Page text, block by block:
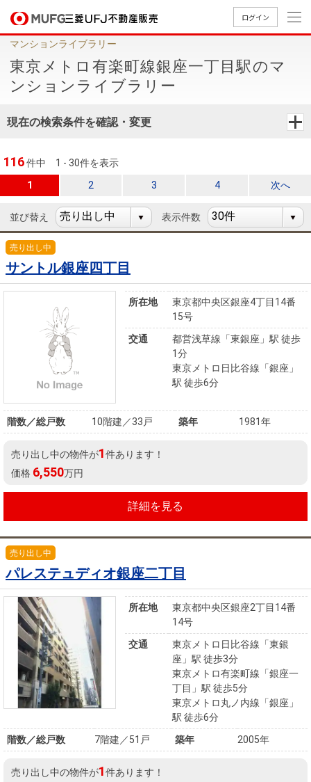
ログイン
買いたいTOP
中古
ショ
ンを
新
一戸
建て
す
物
件
を
す
用物
探す
購入向け
サービス
住宅ロー
レーショ
ン
住まい1プ
ラム）
住まいと
暮らしの
税金の本
（電子ブ
ック）
ド
売りたいTOP
無
査
定
売
談
AI
試算
売却向け
サービス
周辺相場
ラム）
住まいと
暮らしの
税金の本
（電子ブ
ック）
ド
店舗案内TOP
店舗のご
案内（首
都圏）
店舗のご
古屋）
店舗のご
会社情報TOP
ごあいさ
つ
会社概
MUFG
経営ビジ
ョン
組織図
覧
沿革
本社地
図
ニュース
リリース
会社案内
（電子ブ
ック版）
採用情報TOP
新卒採用
情報
キャリア
買いたい
売りたい
会社情報
採用情報
法人のお客さま
提携企業にお勤めの方
会員ページ
マンションライブラリー
東京メトロ有楽町線銀座一丁目駅のマ
ンションライブラリー
現在の検索条件を確認・変更
116件中
1 - 30件を表示
1
2 3 4 次へ
並び替え 表示件数
サントル銀座四丁目
売り出し中
所在地
東京都中央区銀座4丁目14番
15号
交通
都営浅草線「東銀座」駅 徒歩
1分
東京メトロ日比谷線「銀座」
駅 徒歩6分
階数／総戸数 10階建／33戸 築年 1981年
売り出し中の物件が1件あります！
価格 6,550万円
詳細を見る
パレステュディオ銀座二丁目
売り出し中
所在地
東京都中央区銀座2丁目14番
14号
交通
東京メトロ日比谷線「東銀
座」駅 徒歩3分
東京メトロ有楽町線「銀座一
丁目」駅 徒歩5分
東京メトロ丸ノ内線「銀座」
駅 徒歩6分
階数／総戸数
7階建／51戸 築年 2005年
売り出し中の物件が1件あります！